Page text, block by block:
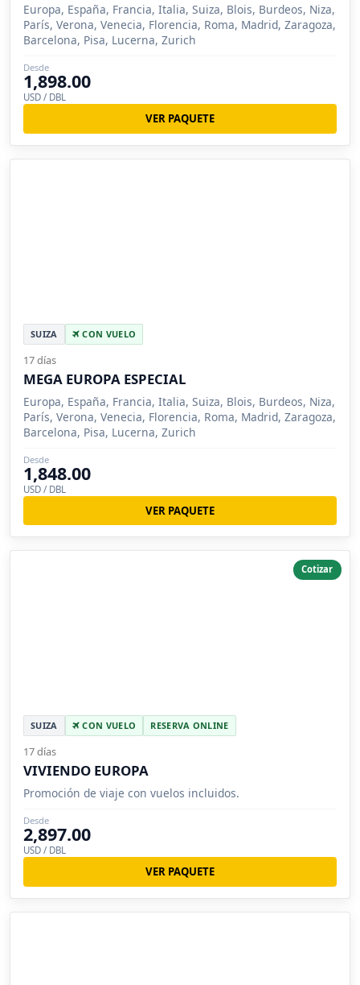
Europa, España, Francia, Italia, Suiza, Blois, Burdeos, Niza,
París, Verona, Venecia, Florencia, Roma, Madrid, Zaragoza,
Barcelona, Pisa, Lucerna, Zurich
Desde
1,898.00
USD / DBL
VER PAQUETE
SUIZA CON VUELO
17 días
MEGA EUROPA ESPECIAL
Europa, España, Francia, Italia, Suiza, Blois, Burdeos, Niza,
París, Verona, Venecia, Florencia, Roma, Madrid, Zaragoza,
Barcelona, Pisa, Lucerna, Zurich
Desde
1,848.00
USD / DBL
VER PAQUETE
Cotizar
SUIZA CON VUELO RESERVA ONLINE
17 días
VIVIENDO EUROPA
Promoción de viaje con vuelos incluidos.
Desde
2,897.00
USD / DBL
VER PAQUETE